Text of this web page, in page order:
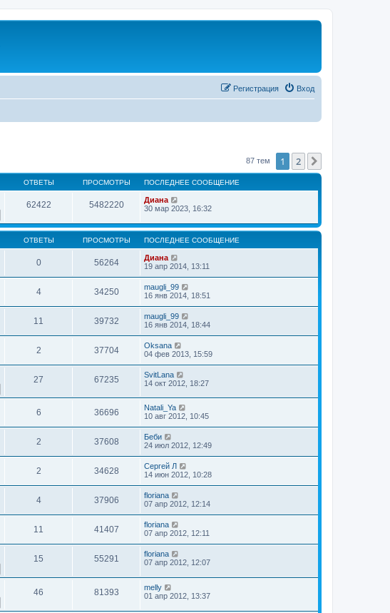
Вход
Регистрация
87 тем 1 2
ОТВЕТЫ ПРОСМОТРЫ ПОСЛЕДНЕЕ СООБЩЕНИЕ
62422 5482220
Диана
30 мар 2023, 16:32
ОТВЕТЫ ПРОСМОТРЫ ПОСЛЕДНЕЕ СООБЩЕНИЕ
0 56264
Диана
19 апр 2014, 13:11
4 34250
maugli_99
16 янв 2014, 18:51
11 39732
maugli_99
16 янв 2014, 18:44
2 37704
Oksana
04 фев 2013, 15:59
27 67235
SvitLana
14 окт 2012, 18:27
6 36696
Natali_Ya
10 авг 2012, 10:45
2 37608
Беби
24 июл 2012, 12:49
2 34628
Сергей Л
14 июн 2012, 10:28
4 37906
floriana
07 апр 2012, 12:14
11 41407
floriana
07 апр 2012, 12:11
15 55291
floriana
07 апр 2012, 12:07
46 81393
melly
01 апр 2012, 13:37